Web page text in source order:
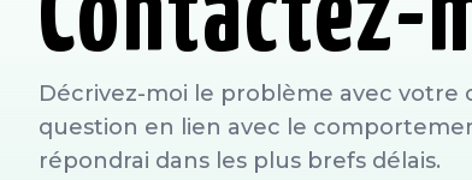
Décrivez-moi le problème avec votre
question en lien avec le
répondrai dans les plus brefs délais.